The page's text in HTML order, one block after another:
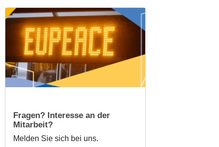
Fragen? Interesse an der
Mitarbeit?
Melden Sie sich bei uns.